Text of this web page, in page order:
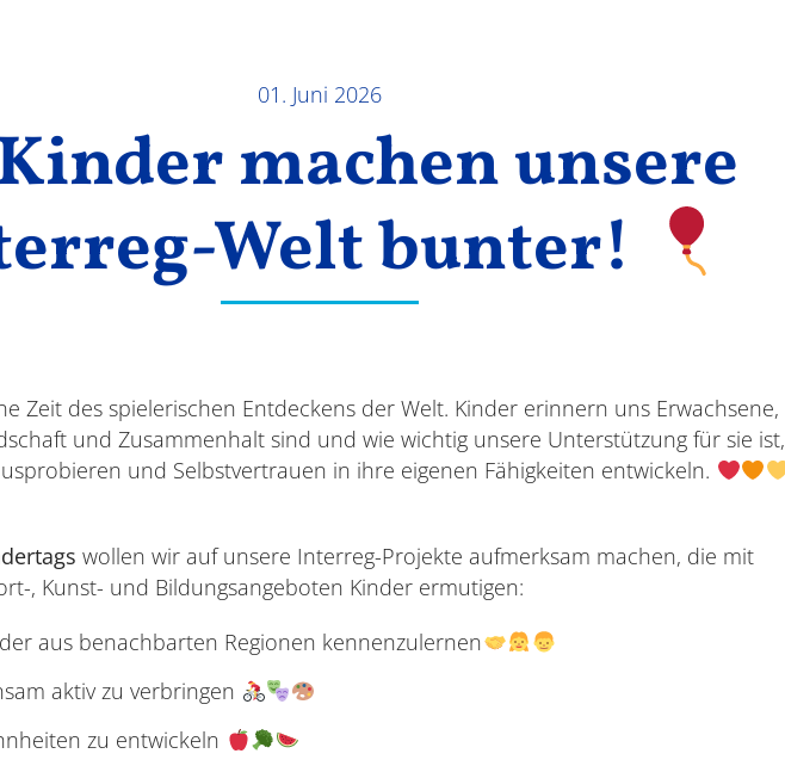
01. Juni 2026
machenunsere
Welt bunter!
Zeit des spielerischen Entdeckens der Welt. Kinder erinnern uns Erwachsene,
und Zusammenhalt sind und wie wichtig unsere Unterstützung für sie ist,
und Selbstvertrauen in ihre eigenen Fähigkeiten entwickeln.
wollen wir auf unsere Interreg-Projekte aufmerksam machen, die mit
, Kunst- und Bildungsangeboten Kinder ermutigen:
aus benachbarten Regionen kennenzulernen
aktiv zu verbringen
zu entwickeln